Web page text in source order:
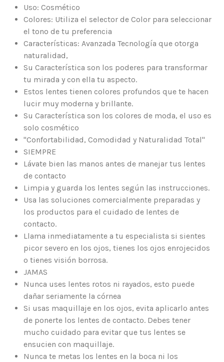
Uso: Cosmético
Colores: Utiliza el selector de Color para seleccionar
el tono de tu preferencia
Características: Avanzada Tecnología que otorga
naturalidad,
Su Característica son los poderes para transformar
tu mirada y con ella tu aspecto.
Estos lentes tienen colores profundos que te hacen
lucir muy moderna y brillante.
Su Característica son los colores de moda, el uso es
solo cosmético
"Confortabilidad, Comodidad y Naturalidad Total"
SIEMPRE
Lávate bien las manos antes de manejar tus lentes
de contacto
Limpia y guarda los lentes según las instrucciones.
Usa las soluciones comercialmente preparadas y
los productos para el cuidado de lentes de
contacto.
Llama inmediatamente a tu especialista si sientes
picor severo en los ojos, tienes los ojos enrojecidos
o tienes visión borrosa.
JAMAS
Nunca uses lentes rotos ni rayados, esto puede
dañar seriamente la córnea
Si usas maquillaje en los ojos, evita aplicarlo antes
de ponerte los lentes de contacto. Debes tener
mucho cuidado para evitar que tus lentes se
ensucien con maquillaje.
Nunca te metas los lentes en la boca ni los